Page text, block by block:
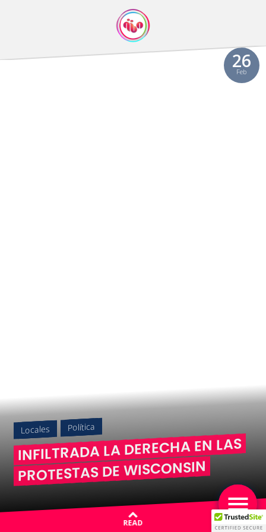
26
Feb
Locales Política
INFILTRADA LA DERECHA EN LAS
PROTESTAS DE WISCONSIN
READ